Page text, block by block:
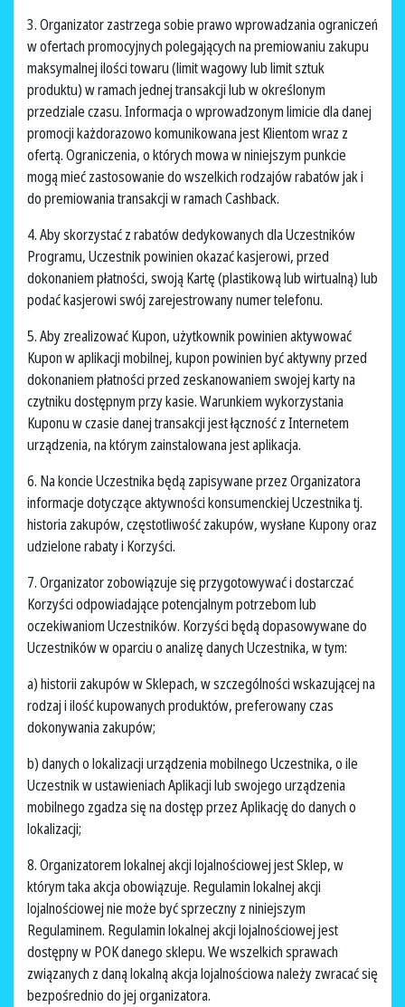
3. Organizator zastrzega sobie prawo wprowadzania ograniczeń
w ofertach promocyjnych polegających na premiowaniu zakupu
maksymalnej ilości towaru (limit wagowy lub limit sztuk
produktu) w ramach jednej transakcji lub w określonym
przedziale czasu. Informacja o wprowadzonym limicie dla danej
promocji każdorazowo komunikowana jest Klientom wraz z
ofertą. Ograniczenia, o których mowa w niniejszym punkcie
mogą mieć zastosowanie do wszelkich rodzajów rabatów jak i
do premiowania transakcji w ramach Cashback.
4. Aby skorzystać z rabatów dedykowanych dla Uczestników
Programu, Uczestnik powinien okazać kasjerowi, przed
dokonaniem płatności, swoją Kartę (plastikową lub wirtualną) lub
podać kasjerowi swój zarejestrowany numer telefonu.
5. Aby zrealizować Kupon, użytkownik powinien aktywować
Kupon w aplikacji mobilnej, kupon powinien być aktywny przed
dokonaniem płatności przed zeskanowaniem swojej karty na
czytniku dostępnym przy kasie. Warunkiem wykorzystania
Kuponu w czasie danej transakcji jest łączność z Internetem
urządzenia, na którym zainstalowana jest aplikacja.
6. Na koncie Uczestnika będą zapisywane przez Organizatora
informacje dotyczące aktywności konsumenckiej Uczestnika tj.
historia zakupów, częstotliwość zakupów, wysłane Kupony oraz
udzielone rabaty i Korzyści.
7. Organizator zobowiązuje się przygotowywać i dostarczać
Korzyści odpowiadające potencjalnym potrzebom lub
oczekiwaniom Uczestników. Korzyści będą dopasowywane do
Uczestników w oparciu o analizę danych Uczestnika, w tym:
a) historii zakupów w Sklepach, w szczególności wskazującej na
rodzaj i ilość kupowanych produktów, preferowany czas
dokonywania zakupów;
b) danych o lokalizacji urządzenia mobilnego Uczestnika, o ile
Uczestnik w ustawieniach Aplikacji lub swojego urządzenia
mobilnego zgadza się na dostęp przez Aplikację do danych o
lokalizacji;
8. Organizatorem lokalnej akcji lojalnościowej jest Sklep, w
którym taka akcja obowiązuje. Regulamin lokalnej akcji
lojalnościowej nie może być sprzeczny z niniejszym
Regulaminem. Regulamin lokalnej akcji lojalnościowej jest
dostępny w POK danego sklepu. We wszelkich sprawach
związanych z daną lokalną akcja lojalnościowa należy zwracać się
bezpośrednio do jej organizatora.